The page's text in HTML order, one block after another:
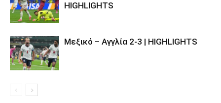
HIGHLIGHTS
Μεξικό – Αγγλία 2-3 | HIGHLIGHTS